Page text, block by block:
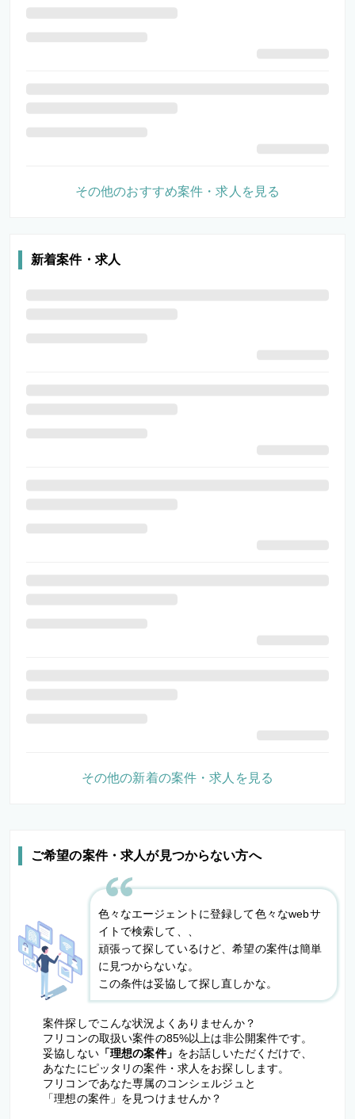
ご希望の案件・求人が見つからない方へ
色々なエージェントに登録して色々なwebサ
イトで検索して、、
頑張って探しているけど、希望の案件は簡単
に見つからないな。
この条件は妥協して探し直しかな。
案件探しでこんな状況よくありませんか？
フリコンの取扱い案件の85%以上は非公開案件です。
妥協しない「理想の案件」 をお話しいただくだけで、
あなたにピッタリの案件・求人をお探しします。
フリコンであなた専属のコンシェルジュと
「理想の案件」を見つけませんか？
その他のおすすめ案件・求人を見る
新着案件・求人
その他の新着の案件・求人を見る